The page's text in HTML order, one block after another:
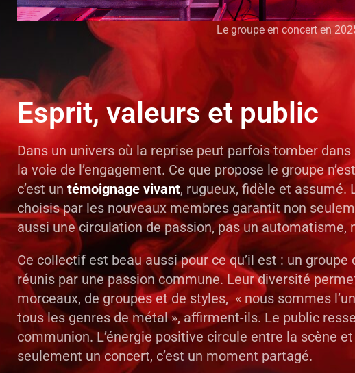
Le groupe en concert en
Esprit, valeurs et public
Dans un univers où la reprise peut parfois tomber
la voie de l’engagement. Ce que propose le groupe
c’est un témoignage vivant, rugueux, fidèle et
choisis par les nouveaux membres garantit non
aussi une circulation de passion, pas un automatisme,
Ce collectif est beau aussi pour ce qu’il est : un
réunis par une passion commune. Leur diversité
morceaux, de groupes et de styles, « nous sommes
tous les genres de métal », affirment-ils. Le public
communion. L’énergie positive circule entre la scène
seulement un concert, c’est un moment partagé.